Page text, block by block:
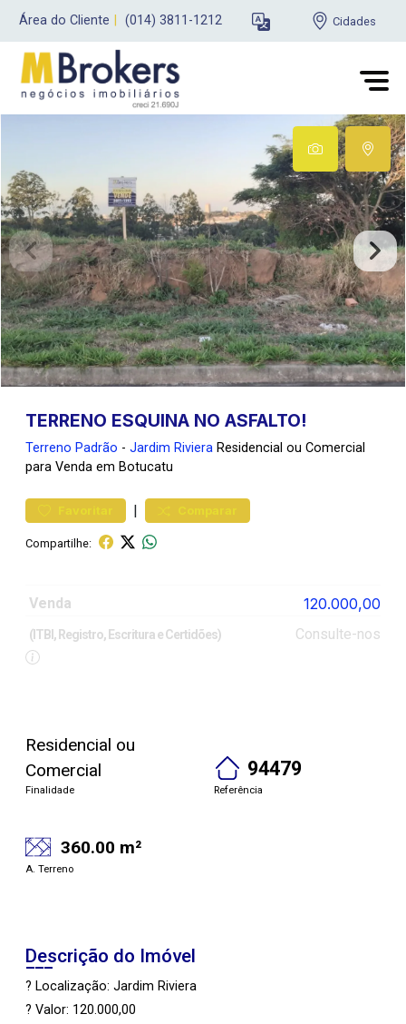
Área do Cliente (014) 3811-1212 Cidades
TERRENO ESQUINA NO ASFALTO!
Terreno Padrão - Jardim Riviera Residencial ou Comercial
para Venda em Botucatu
Favoritar | Comparar
Compartilhe:
Venda 120.000,00
(ITBI, Registro, Escritura e Certidões) Consulte-nos
Residencial ou
Comercial
Finalidade
94479
Referência
360.00 m²
A. Terreno
Descrição do Imóvel
? Localização: Jardim Riviera
? Valor: 120.000,00